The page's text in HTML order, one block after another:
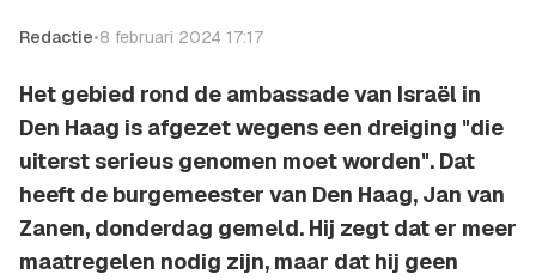
Redactie•8 februari 2024 17:17
Het gebied rond de ambassade van Israël in
Den Haag is afgezet wegens een dreiging "die
uiterst serieus genomen moet worden". Dat
heeft de burgemeester van Den Haag, Jan van
Zanen, donderdag gemeld. Hij zegt dat er meer
maatregelen nodig zijn, maar dat hij geen